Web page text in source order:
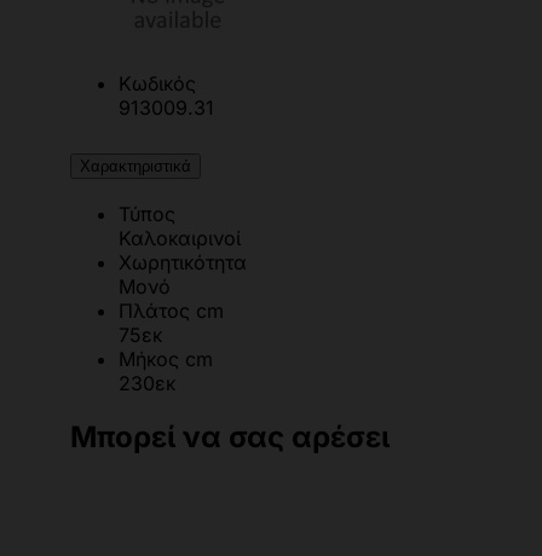
Κωδικός
913009.31
Χαρακτηριστικά
Τύπος
Καλοκαιρινοί
Χωρητικότητα
Μονό
Πλάτος cm
75εκ
Μήκος cm
230εκ
Μπορεί να σας αρέσει